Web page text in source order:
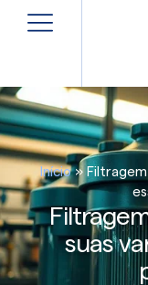
Início»
suas